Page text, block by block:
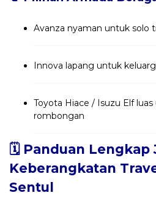
Avanza nyaman untuk solo
Innova lapang untuk
Toyota Hiace / Isuzu Elf
rombongan
🗓️ Panduan Lengkap
Keberangkatan
Sentul